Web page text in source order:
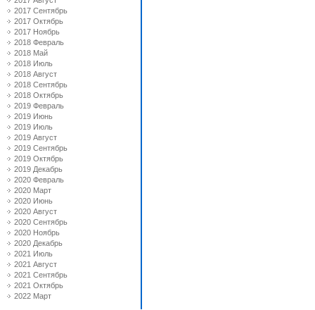
2017 Сентябрь
2017 Октябрь
2017 Ноябрь
2018 Февраль
2018 Май
2018 Июль
2018 Август
2018 Сентябрь
2018 Октябрь
2019 Февраль
2019 Июнь
2019 Июль
2019 Август
2019 Сентябрь
2019 Октябрь
2019 Декабрь
2020 Февраль
2020 Март
2020 Июнь
2020 Август
2020 Сентябрь
2020 Ноябрь
2020 Декабрь
2021 Июль
2021 Август
2021 Сентябрь
2021 Октябрь
2022 Март